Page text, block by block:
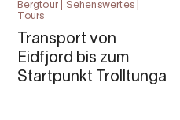
Bergtour | Sehenswertes |
Tours
Transport von
Eidfjord bis zum
Startpunkt Trolltunga